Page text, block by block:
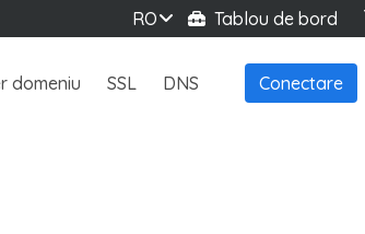
RO Tablou de bord
domeniu SSL DNS Conectare